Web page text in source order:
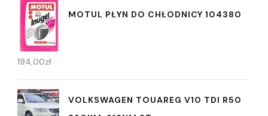
MOTUL PŁYN DO CHŁODNICY 104380
194,00zł
VOLKSWAGEN TOUAREG V10 TDI R50